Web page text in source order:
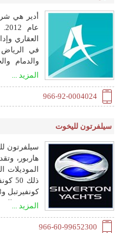
أدير هي
العقاري
في الرياض
والدمام
ومعتمدة.
المزيد ...
966-92-0004024
سيلفرتون لليخوت
سيلفرتون
هاربور،
الموديلات
يقع مقر
المزيد ...
966-60-99652300